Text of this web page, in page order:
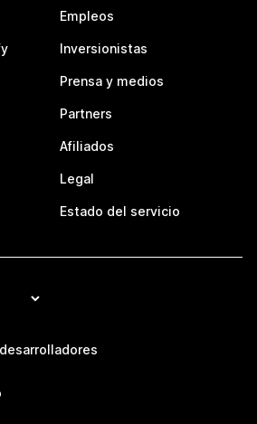
Empleos
Inversionistas
Prensa y medios
Partners
Afiliados
Legal
Estado del servicio